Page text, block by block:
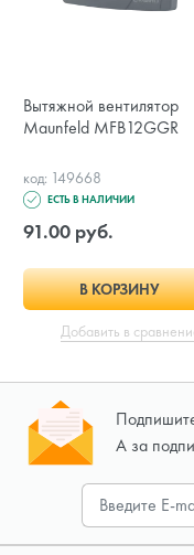
Вытяжной вентилятор
Maunfeld MFB12GGR
код: 149668
ЕСТЬ В НАЛИЧИИ
91.00 руб.
В КОРЗИНУ
Добавить в
А за